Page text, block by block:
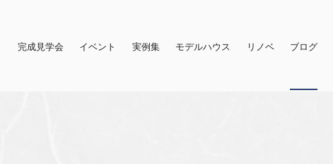
完成見学会 イベント 実例集 モデルハウス リノベ ブログ